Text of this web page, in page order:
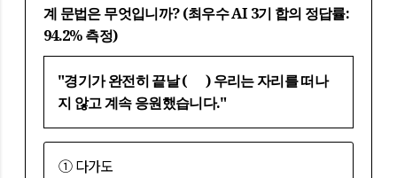
계 문법은 무엇입니까? (최우수 AI 3기 합의 정답률:
94.2% 측정)
"경기가 완전히 끝날 ( ) 우리는 자리를 떠나
지 않고 계속 응원했습니다."
① 다가도